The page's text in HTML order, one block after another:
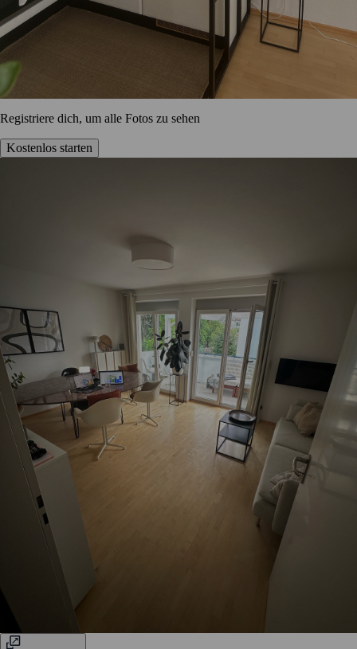
Registriere dich, um alle Fotos zu sehen
Kostenlos starten